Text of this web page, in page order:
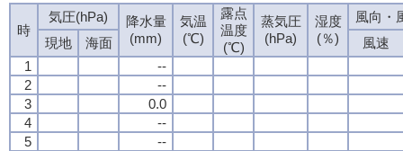
時
気圧(hPa)
降水量
(mm)
気温
(℃)
露点
温度
(℃)
蒸気圧
(hPa)
湿度
(％)
風向・
現地
海面
風速
1
--
2
--
3
0.0
4
--
5
--